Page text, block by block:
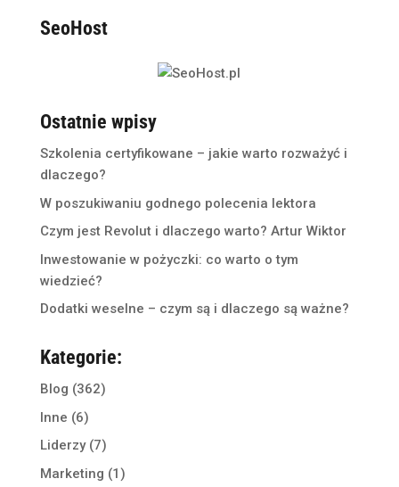
SeoHost
Ostatnie wpisy
Szkolenia certyfikowane – jakie warto rozważyć i
dlaczego?
W poszukiwaniu godnego polecenia lektora
Czym jest Revolut i dlaczego warto? Artur Wiktor
Inwestowanie w pożyczki: co warto o tym
wiedzieć?
Dodatki weselne – czym są i dlaczego są ważne?
Kategorie:
Blog (362)
Inne (6)
Liderzy(7)
Marketing (1)